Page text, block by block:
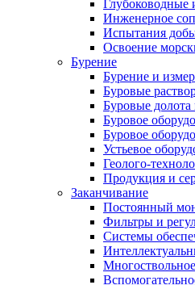
Глубоководные
Инженерное
Испытания
Освоение
Бурение
Бурение и
Буровые
Буровые долота
Буровое
Буровое
Устьевое
Геолого-
Продукция и
Заканчивание
Постоянный
Фильтры и
Cистемы